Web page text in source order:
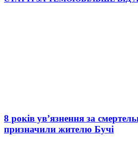
8 років ув’язнення за
призначили жителю Бучі